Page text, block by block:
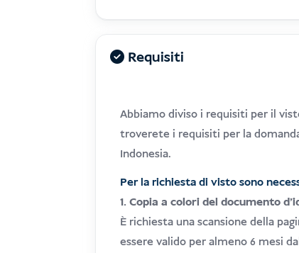
Requisiti
Abbiamo diviso i requisiti per il
troverete i requisiti per la
Indonesia.
Per la richiesta di visto sono
1. Copia a colori del documento
È richiesta una scansione della
essere valido per almeno 6 mesi